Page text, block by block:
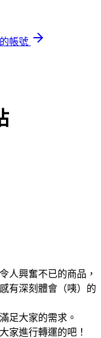
帳號
人興奮不已的商品，
有深刻體會（咦）的
足大家的需求。
家進行轉運的吧！